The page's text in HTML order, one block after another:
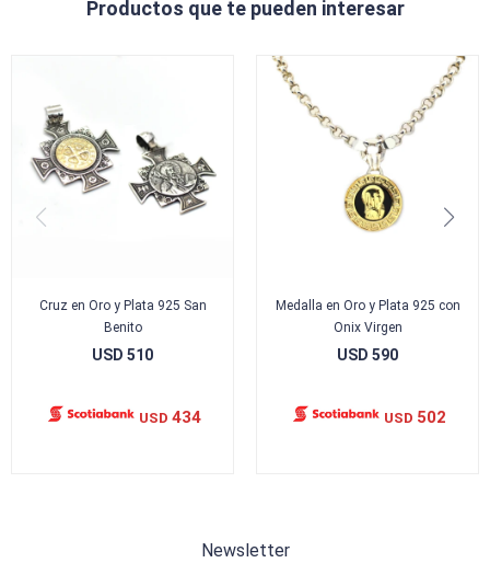
Productos que te pueden interesar
Cruz en Oro y Plata 925 San
Benito
USD 510
USD 434
Medalla en Oro y Plata 925 con
Onix Virgen
USD 590
USD 502
Newsletter